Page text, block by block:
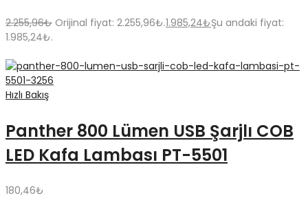
2.255,96₺ Orijinal fiyat: 2.255,96₺.1.985,24₺Şu andaki fiyat:
1.985,24₺.
Hızlı Bakış
Panther 800 Lümen USB Şarjlı COB
LED Kafa Lambası PT-5501
180,46₺